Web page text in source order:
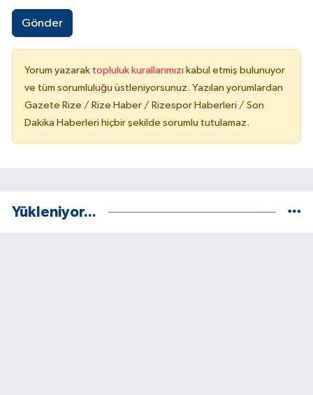
Gönder
Yorum yazarak topluluk kurallarımızı kabul etmiş bulunuyor
ve tüm sorumluluğu üstleniyorsunuz. Yazılan yorumlardan
Gazete Rize / Rize Haber / Rizespor Haberleri / Son
Dakika Haberleri hiçbir şekilde sorumlu tutulamaz.
Yükleniyor...